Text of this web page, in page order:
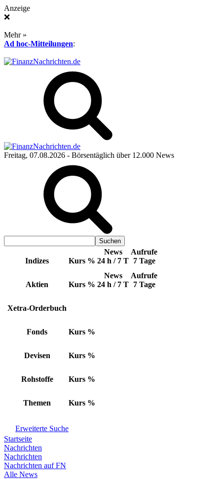
Anzeige
❌
Mehr »
Ad hoc-Mitteilungen:
Freitag, 07.08.2026 - Börsentäglich über 12.000 News
Indizes Kurs %
News
24 h / 7 T
Aufrufe
7 Tage
Aktien Kurs %
News
24 h / 7 T
Aufrufe
7 Tage
Xetra-Orderbuch
Fonds Kurs %
Devisen Kurs %
Rohstoffe Kurs %
Themen Kurs %
Erweiterte Suche
Startseite
Nachrichten
Nachrichten
Nachrichten auf FN
Alle News